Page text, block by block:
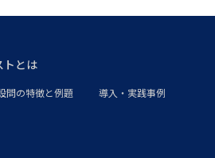
トとは
問の特徴と例題 導入・実践事例